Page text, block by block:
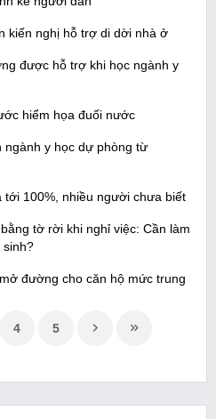
kiến nghị hỗ trợ di dời nhà ở
được hỗ trợ khi học ngành y
hiểm họa đuối nước
ngành y học dự phòng từ
tới 100%, nhiều người chưa biết
tờ rời khi nghỉ việc: Cần làm
sinh?
đường cho căn hộ mức trung
4 5